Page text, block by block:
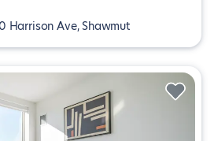
Harrison Ave, Shawmut